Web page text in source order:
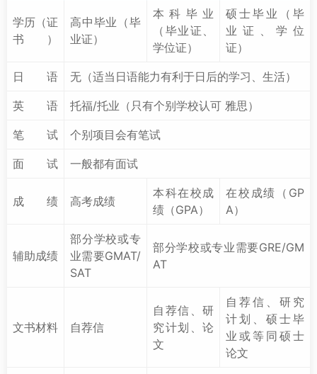
学历（证
书）
高中毕业（毕
业证）
本科毕业
（毕业证、
学位证）
硕士毕业（毕
业证、学位
证）
日语 无（适当日语能力有利于日后的学习、生活）
英语 托福/托业（只有个别学校认可 雅思）
笔试 个别项目会有笔试
面试 一般都有面试
成绩 高考成绩
本科在校成
绩（GPA）
在校成绩（GP
A）
辅助成绩
部分学校或专
业需要GMAT/
SAT
部分学校或专业需要GRE/GM
AT
文书材料 自荐信
自荐信、研
究计划、论
文
自荐信、研究
计划、硕士毕
业或等同硕士
论文